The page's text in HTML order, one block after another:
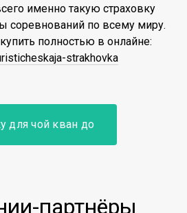
именно такую страховку
соревнований по всему миру.
полностью в онлайне:
strakhovka
для чой кван до
партнёры